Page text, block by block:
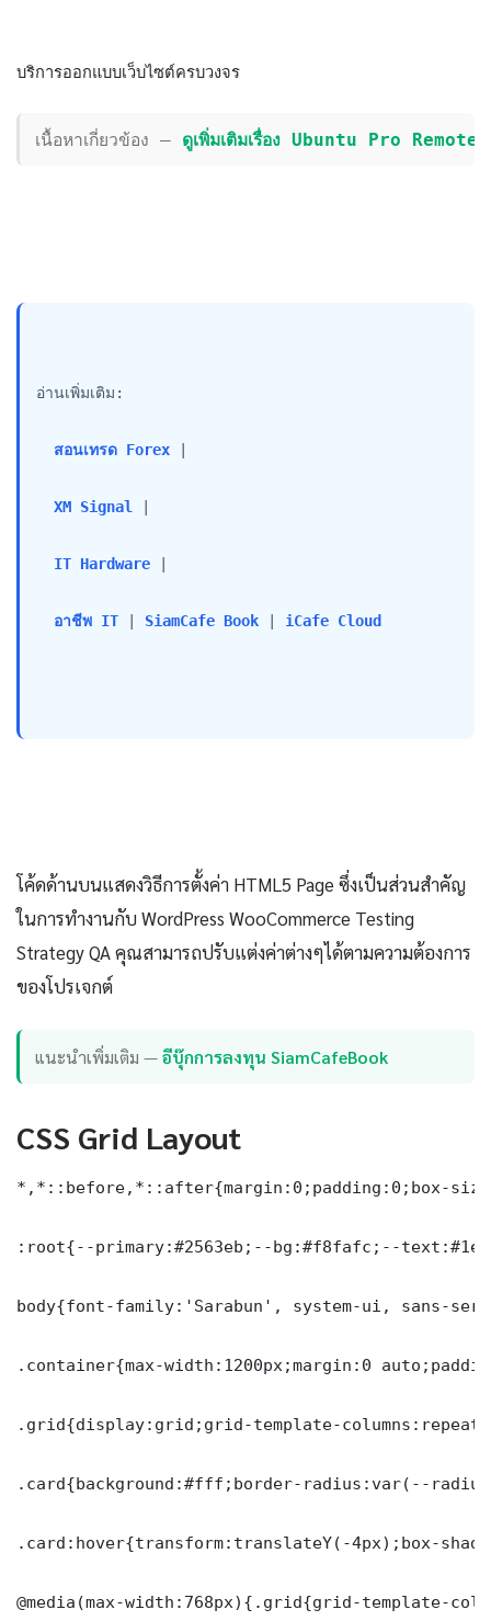
บริการออกแบบเว็บไซต์ครบวงจร
เนื้อหาเกี่ยวข้อง — ดูเพิ่มเติมเรื่อง Ubuntu Pro
อ่านเพิ่มเติม:
สอนเทรด Forex
XM Signal
IT Hardware
อาชีพ IT SiamCafe Book iCafe Cloud
โค้ดด้านบนแสดงวิธีการตั้งค่า HTML5 Page ซึ่งเป็นส่วนสำคัญ
ในการทำงานกับ WordPress WooCommerce Testing
Strategy QA คุณสามารถปรับแต่งค่าต่างๆได้ตามความต้องการ
ของโปรเจกต์
แนะนำเพิ่มเติม —อีบุ๊กการลงทุน SiamCafeBook
CSS Grid Layout
*,*::before,*::after{margin:0;padding:0;box-
:root{--primary:#2563eb;--bg:#f8fafc;--
body{font-family:'Sarabun', system-ui, sans-
.container{max-width:1200px;margin:0
.grid{display:grid;grid-template-
.card{background:#fff;border-radius:var(--
.card:hover{transform:translateY(-4px);box-
@media(max-width:768px){.grid{grid-template-